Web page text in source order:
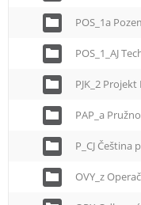
POS_1a
PJK_2 Projekt
PAP_a
P_CJ Čeština
OVY_z